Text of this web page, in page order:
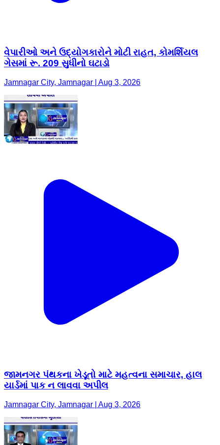
વેપારીઓ અને ઉદ્યોગકારોને મોટી રાહત, કોમર્શિયલ
ગેસમાં રૂ. 209 સુધીનો ઘટાડો
Jamnagar City, Jamnagar | Aug 3, 2026
જામનગર પંથકના ખેડૂતો માટે મહત્વના સમાચાર, હાલ
યાર્ડમાં પાક ન લાવવા અપીલ
Jamnagar City, Jamnagar | Aug 3, 2026